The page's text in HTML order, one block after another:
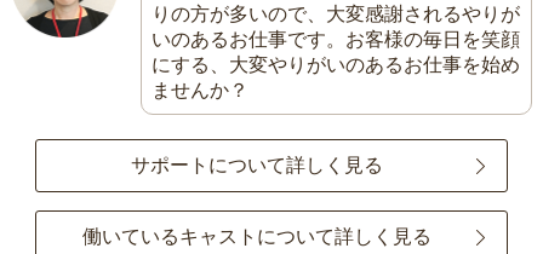
りの方が多いので、大変感謝されるやりが
いのあるお仕事です。お客様の毎日を笑顔
にする、大変やりがいのあるお仕事を始め
ませんか？
サポートについて詳しく見る
働いているキャストについて詳しく見る